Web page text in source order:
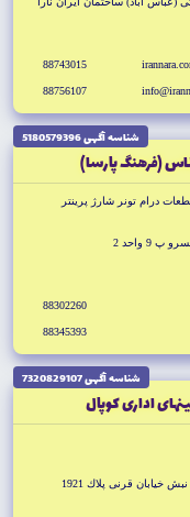
88743015
88756107
شناسه آگهى 5180579396
(فرهنگ پارسا)
درام تونر شارژ پرينتر
9 واحد 2
88302260
88345393
شناسه آگهى 7320829107
ادارى كوپال
خيابان قرنى پلاك 1921